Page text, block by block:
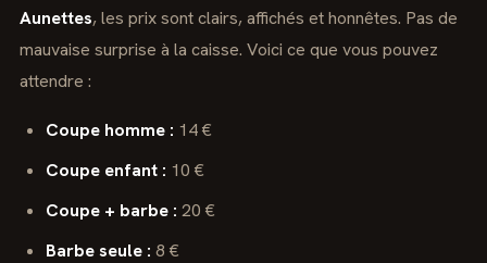
Aunettes, les prix sont clairs, affichés et honnêtes. Pas de
mauvaise surprise à la caisse. Voici ce que vous pouvez
attendre :
Coupe homme : 14 €
Coupe enfant : 10 €
Coupe + barbe : 20 €
Barbe seule : 8 €